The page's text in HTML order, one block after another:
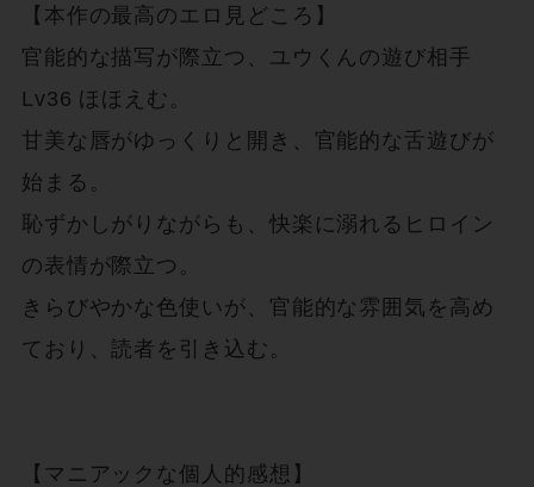
【本作の最高のエロ見どころ】
官能的な描写が際立つ、ユウくんの遊び相手
Lv36 ほほえむ。
甘美な唇がゆっくりと開き、官能的な舌遊びが
始まる。
恥ずかしがりながらも、快楽に溺れるヒロイン
の表情が際立つ。
きらびやかな色使いが、官能的な雰囲気を高め
ており、読者を引き込む。
【マニアックな個人的感想】